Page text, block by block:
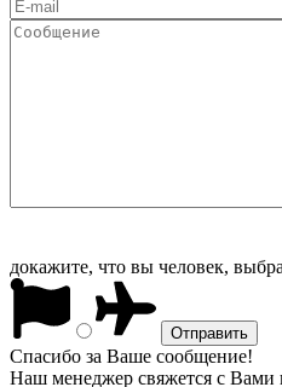
докажите, что вы человек,
Спасибо за Ваше сообщение!
Наш менеджер свяжется с Вами